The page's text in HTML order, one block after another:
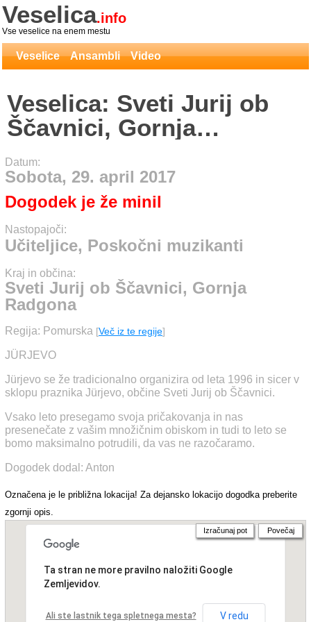
Veselica.info
Vse veselice na enem mestu
Veselice Ansambli Video
Veselica: Sveti Jurij ob
Ščavnici, Gornja
Radgona - Učiteljice,
Poskočni muzikanti
Datum:
Sobota, 29. april 2017
Dogodek je že minil
Nastopajoči:
Učiteljice, Poskočni muzikanti
Kraj in občina:
Sveti Jurij ob Ščavnici, Gornja
Radgona
Regija: Pomurska [Več iz te regije]
JÜRJEVO
Jürjevo se že tradicionalno organizira od leta 1996 in sicer v
sklopu praznika Jürjevo, občine Sveti Jurij ob Ščavnici.
Vsako leto presegamo svoja pričakovanja in nas
presenečate z vašim množičnim obiskom in tudi to leto se
bomo maksimalno potrudili, da vas ne razočaramo.
Dogodek dodal: Anton
Označena je le približna lokacija! Za dejansko lokacijo dogodka preberite
zgornji opis.
Ta stran ne more pravilno naložiti Google
Zemljevidov.
Ali ste lastnik tega spletnega mesta? V redu
Izračunaj pot Povečaj